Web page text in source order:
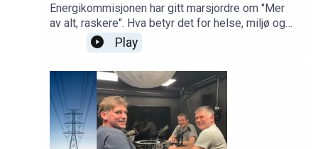
Energikommisjonen har gitt marsjordre om "Mer
av alt, raskere". Hva betyr det for helse, miljø og
sikkerhet at vi skal bygge mer kraft - raskere?
Dette spørsmålet stiller Pia Kristensen Moe i
podcasten Mer kraft raskere - uten dødsfall.Vi
snakker med alle bransjer som arbeider i høyden
for å se om vi kan lære noe av hverandre.
Play